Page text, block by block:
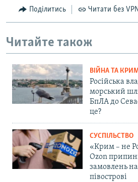
Поділитись Читати без
Читайте також
ВІЙНА ТА
Російська
морський
БпЛА до
це?
СУСПІЛЬСТВО
«Крим – не
Ozon
замовлень
півострові